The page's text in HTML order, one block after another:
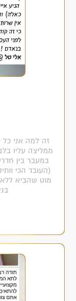
זה למה אני כל
ממליצה עליו
במעבר בין
(העובד הכי
מוט שהביא ללא